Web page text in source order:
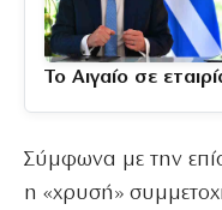
Το Αιγαίο σε
Σύμφωνα με την
η «χρυσή»